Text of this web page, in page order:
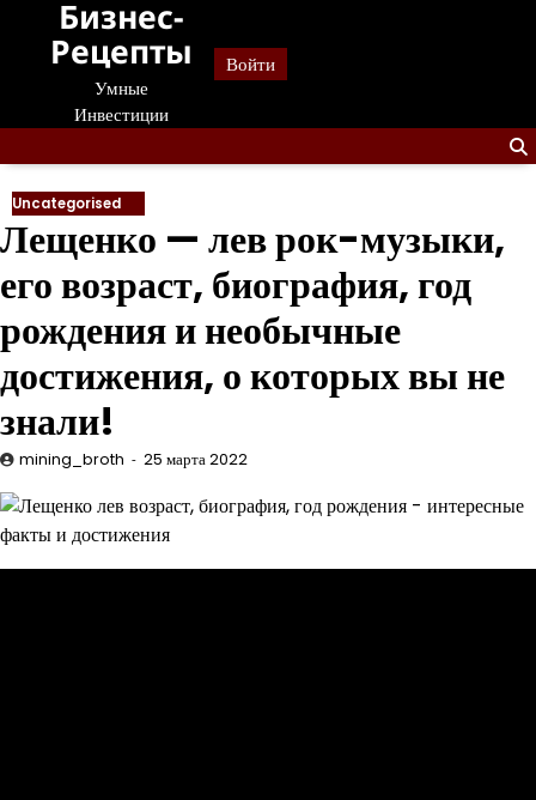
Перейти
содержанию
Бизнес-
Рецепты
Умные
Инвестиции
Войти
Uncategorised
Лещенко — лев рок-музыки,
его возраст, биография, год
рождения и необычные
достижения, о которых вы не
знали!
mining_broth 25 марта 2022